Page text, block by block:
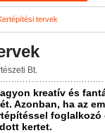
tervek
Bt.
kreatív és
Azonban, ha az
kertet.